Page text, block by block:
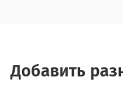
Добавить